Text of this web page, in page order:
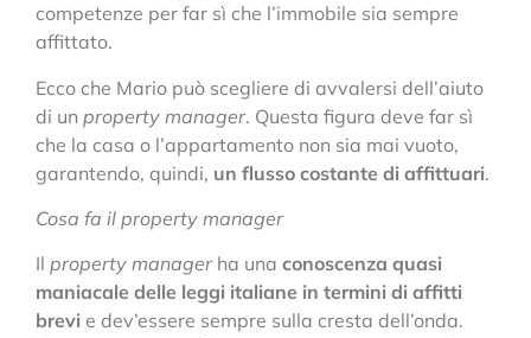
competenze per far sì che l’immobile sia sempre
affittato.
Ecco che Mario può scegliere di avvalersi dell’aiuto
di un property manager. Questa figura deve far sì
che la casa o l’appartamento non sia mai vuoto,
garantendo, quindi, un flusso costante di affittuari.
Cosa fa il property manager
Il property managerha una conoscenza quasi
maniacale delle leggi italiane in termini di affitti
brevi e dev’essere sempre sulla cresta dell’onda.